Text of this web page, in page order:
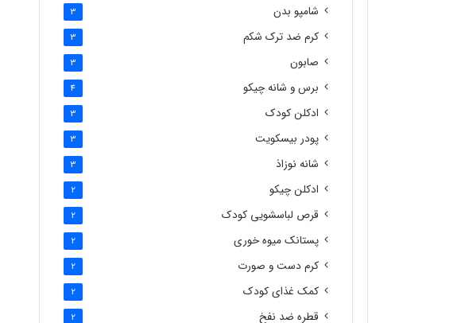
شامپو بدن 3
کرم ضد ترک شکم 3
صابون 3
برس و شانه چیکو 4
ادکلن کودک 3
پودر بیسکویت 3
شانه نوزاذ 3
ادکلن چیکو 2
قرص لباسشویی کودک 2
پستانک میوه خوری 2
کرم دست و صورت 2
کمک غذای کودک 2
قطره ضد نفخ 2